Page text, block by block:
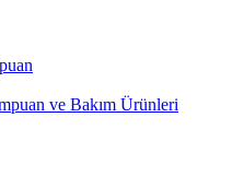
ve Bakım Ürünleri